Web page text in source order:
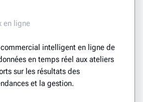
en ligne
commercial intelligent en ligne de
en temps réel aux ateliers
sur les résultats des
et la gestion.